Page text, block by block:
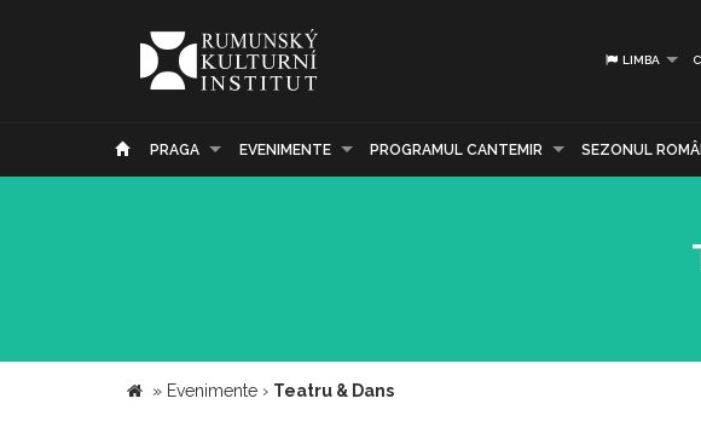
LIMBA
PRAGA EVENIMENTE PROGRAMUL CANTEMIR SEZONUL
» Evenimente › Teatru & Dans